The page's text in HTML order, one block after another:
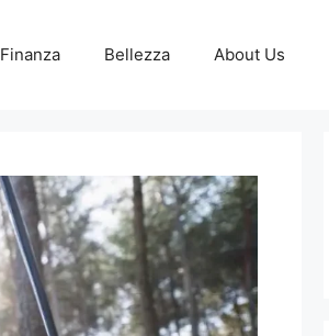
Finanza Bellezza About Us